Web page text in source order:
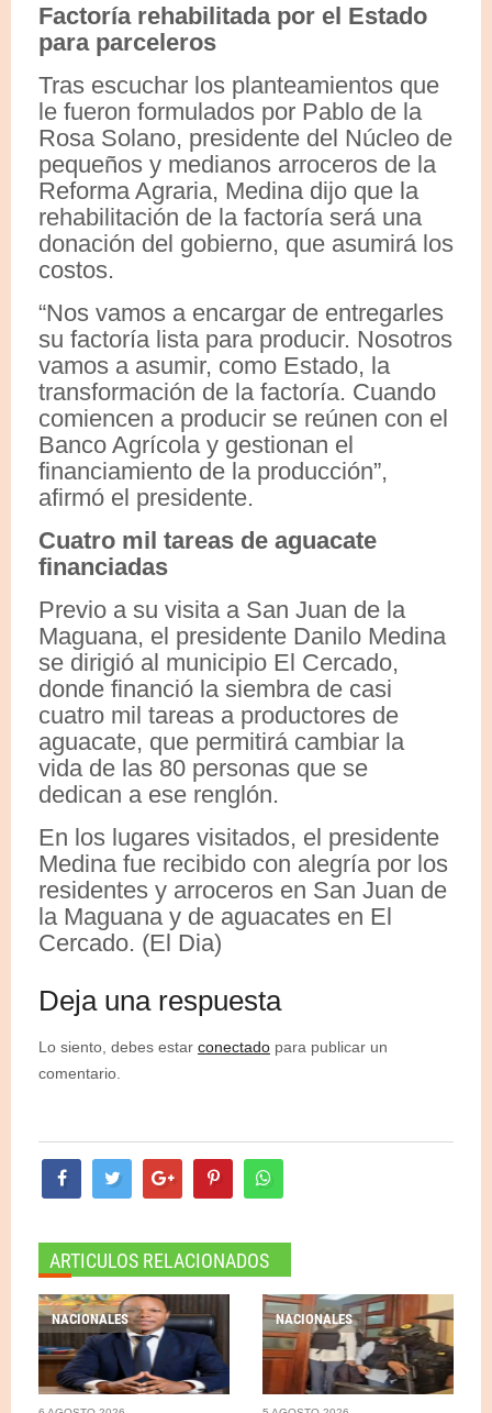
Factoría rehabilitada por el Estado
para parceleros
Tras escuchar los planteamientos que
le fueron formulados por Pablo de la
Rosa Solano, presidente del Núcleo de
pequeños y medianos arroceros de la
Reforma Agraria, Medina dijo que la
rehabilitación de la factoría será una
donación del gobierno, que asumirá los
costos.
“Nos vamos a encargar de entregarles
su factoría lista para producir. Nosotros
vamos a asumir, como Estado, la
transformación de la factoría. Cuando
comiencen a producir se reúnen con el
Banco Agrícola y gestionan el
financiamiento de la producción”,
afirmó el presidente.
Cuatro mil tareas de aguacate
financiadas
Previo a su visita a San Juan de la
Maguana, el presidente Danilo Medina
se dirigió al municipio El Cercado,
donde financió la siembra de casi
cuatro mil tareas a productores de
aguacate, que permitirá cambiar la
vida de las 80 personas que se
dedican a ese renglón.
En los lugares visitados, el presidente
Medina fue recibido con alegría por los
residentes y arroceros en San Juan de
la Maguana y de aguacates en El
Cercado. (El Dia)
Deja una respuesta
Lo siento, debes estar conectado para publicar un
comentario.
ARTICULOS RELACIONADOS
NACIONALES NACIONALES